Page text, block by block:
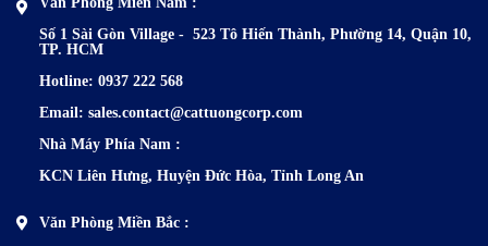
Số 1 Sài Gòn Village - 523 Tô Hiến Thành, Phường 14, Quận 10,
TP. HCM
Hotline: 0937 222 568
Email: sales.contact@cattuongcorp.com
Nhà Máy Phía Nam :
KCN Liên Hưng, Huyện Đức Hòa, Tỉnh Long An
Văn Phòng Miền Bắc :